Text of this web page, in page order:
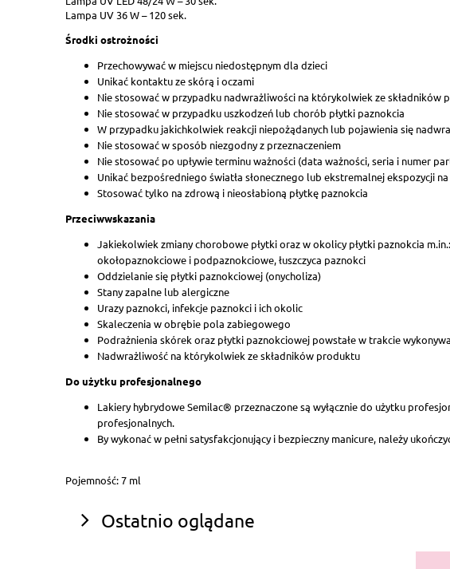
Lampa UV 36 W – 120 sek.
Środki ostrożności
Przechowywać w miejscu niedostępnym dla dzieci
Unikać kontaktu ze skórą i oczami
Nie stosować w przypadku nadwrażliwości na którykolwiek ze składników
Nie stosować w przypadku uszkodzeń lub chorób płytki paznokcia
W przypadku jakichkolwiek reakcji niepożądanych lub pojawienia się
Nie stosować w sposób niezgodny z przeznaczeniem
Nie stosować po upływie terminu ważności (data ważności, seria i numer
Unikać bezpośredniego światła słonecznego lub ekstremalnej ekspozycji
Stosować tylko na zdrową i nieosłabioną płytkę paznokcia
Przeciwwskazania
Jakiekolwiek zmiany chorobowe płytki oraz w okolicy płytki paznokcia
okołopaznokciowe i podpaznokciowe, łuszczyca paznokci
Oddzielanie się płytki paznokciowej (onycholiza)
Stany zapalne lub alergiczne
Urazy paznokci, infekcje paznokci i ich okolic
Skaleczenia w obrębie pola zabiegowego
Podrażnienia skórek oraz płytki paznokciowej powstałe w trakcie
Nadwrażliwość na którykolwiek ze składników produktu
Do użytku profesjonalnego
Lakiery hybrydowe Semilac® przeznaczone są wyłącznie do użytku
profesjonalnych.
By wykonać w pełni satysfakcjonujący i bezpieczny manicure, należy
Pojemność: 7 ml
Ostatnio oglądane